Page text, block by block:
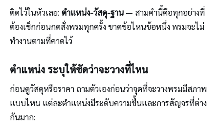
ติดไว้ในหัวเลย: ตำแหน่ง-วัสดุ-ฐาน — สามคำนี้คือทุกอย่างที่
ต้องเช็กก่อนกดสั่งพรมทุกครั้ง ขาดข้อไหนข้อหนึ่ง พรมจะไม่
ทำงานตามที่คาดไว้
ตำแหน่ง ระบุให้ชัดว่าจะวางที่ไหน
ก่อนดูวัสดุหรือราคา ถามตัวเองก่อนว่าจุดที่จะวางพรมมีสภาพ
แบบไหน แต่ละตำแหน่งมีระดับความชื้นและการสัญจรที่ต่าง
กันมาก: